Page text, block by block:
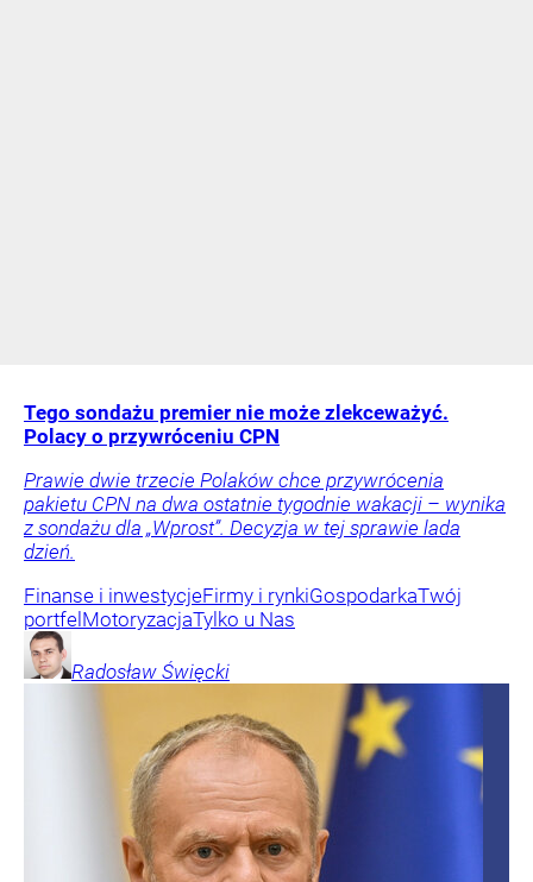
Tego sondażu premier nie może zlekceważyć.
Polacy o przywróceniu CPN
Prawie dwie trzecie Polaków chce przywrócenia
pakietu CPN na dwa ostatnie tygodnie wakacji – wynika
z sondażu dla „Wprost”. Decyzja w tej sprawie lada
dzień.
Finanse i inwestycjeFirmy i rynkiGospodarkaTwój
portfel MotoryzacjaTylko u Nas
Radosław Święcki